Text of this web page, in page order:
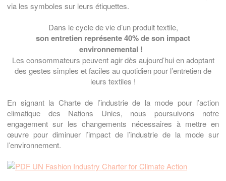
via les symboles sur leurs étiquettes.
Dans le cycle de vie d’un produit textile,
son entretien représente 40% de son impact
environnemental !
Les consommateurs peuvent agir dès aujourd’hui en adoptant
des gestes simples et faciles au quotidien pour l’entretien de
leurs textiles !
En signant la Charte de l’industrie de la mode pour l’action
climatique des Nations Unies, nous poursuivons notre
engagement sur les changements nécessaires à mettre en
œuvre pour diminuer l’impact de l’industrie de la mode sur
l’environnement.
UN Fashion Industry Charter for Climate Action